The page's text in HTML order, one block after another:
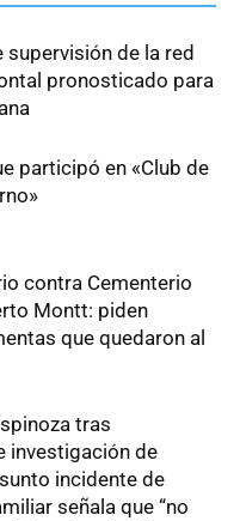
supervisión de la red
pronosticado para
participó en «Club de
contra Cementerio
Montt: piden
que quedaron al
tras
investigación de
incidente de
señala que “no